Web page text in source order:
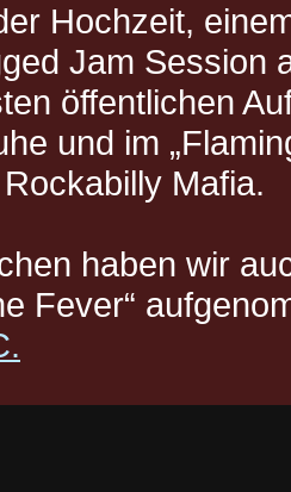
Hochzeit,
Jam Session
öffentlichen
und im
Mafia.
haben wir
Fever“